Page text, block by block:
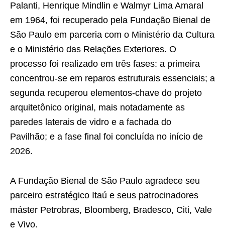
Palanti, Henrique Mindlin e Walmyr Lima Amaral
em 1964, foi recuperado pela Fundação Bienal de
São Paulo em parceria com o Ministério da Cultura
e o Ministério das Relações Exteriores. O
processo foi realizado em três fases: a primeira
concentrou-se em reparos estruturais essenciais; a
segunda recuperou elementos-chave do projeto
arquitetônico original, mais notadamente as
paredes laterais de vidro e a fachada do
Pavilhão; e a fase final foi concluída no início de
2026.
A Fundação Bienal de São Paulo agradece seu
parceiro estratégico Itaú e seus patrocinadores
máster Petrobras, Bloomberg, Bradesco, Citi, Vale
e Vivo.